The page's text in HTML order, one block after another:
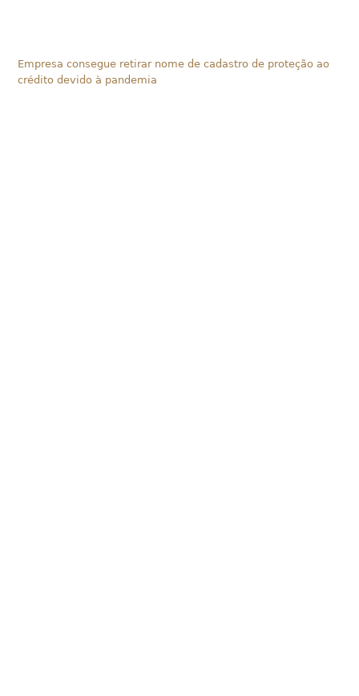
Empresa consegue retirar nome de cadastro de proteção ao
crédito devido à pandemia